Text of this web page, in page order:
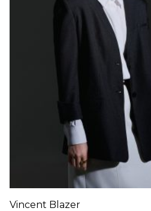
Vincent Blazer